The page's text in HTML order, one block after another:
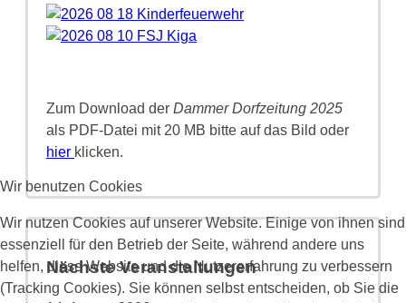
Zum Download der Dammer Dorfzeitung 2025
als PDF-Datei mit 20 MB bitte auf das Bild oder
hier klicken.
Nächste Veranstaltungen
Wir benutzen Cookies
Wir nutzen Cookies auf unserer Website. Einige von ihnen sind
essenziell für den Betrieb der Seite, während andere uns
helfen, diese Website und die Nutzererfahrung zu verbessern
(Tracking Cookies). Sie können selbst entscheiden, ob Sie die